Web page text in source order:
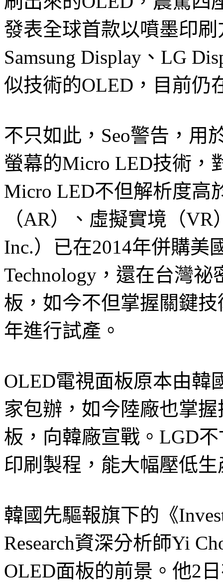
發表全球首款以噴墨印
Samsung Display、LG
似技術的OLED，目前仍
不只如此，Seo警告，用
螢幕的Micro LED技術，
Micro LED不但解析度高
（AR）、虛擬實境（
Inc.）已在2014年併購美
Technology，還在台灣
板，如今不但掌握關鍵
年進行試產。
OLED電視面板原本由韓
家包辦，如今陸廠也掌
板，向韓廠宣戰。LGD
印刷製程，能大幅壓低
韓國先驅報旗下的《
Research資深分析師Yi
OLED面板的前景。他2